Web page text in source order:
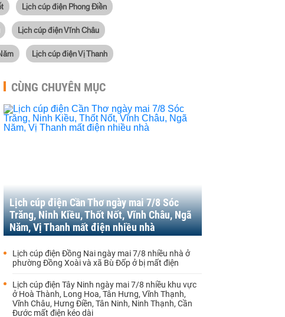
Lịch cúp điện Phong Điền
Lịch cúp điện Vĩnh Châu
Lịch cúp điện Vị Thanh
CÙNG CHUYÊN MỤC
Lịch cúp điện Cần Thơ ngày mai 7/8 Sóc
Trăng, Ninh Kiều, Thốt Nốt, Vĩnh Châu, Ngã
Năm, Vị Thanh mất điện nhiều nhà
Lịch cúp điện Đồng Nai ngày mai 7/8 nhiều nhà ở
phường Đồng Xoài và xã Bù Đốp ở bị mất điện
Lịch cúp điện Tây Ninh ngày mai 7/8 nhiều khu vực
ở Hoà Thành, Long Hoa, Tân Hưng, Vĩnh Thạnh,
Vĩnh Châu, Hưng Điền, Tân Ninh, Ninh Thạnh, Cần
Đước mất điện kéo dài